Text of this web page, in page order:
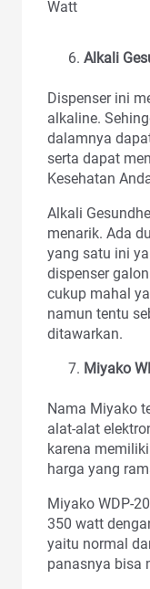
Alkali
Dispenser ini
alkaline.
dalamnya
serta dapat
Kesehatan
Alkali
menarik. Ada
yang satu ini
dispenser
cukup mahal
namun tentu
ditawarkan.
Miyako
Nama Miyako
alat-alat
karena
harga yang
Miyako WDP-
350 watt
yaitu normal
panasnya bisa